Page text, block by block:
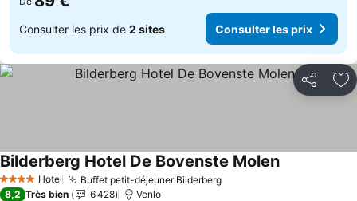
Consulter les prix de 2 sites Consulter les prix
Partager
4 Étoiles Hotel Buffet petit-déjeuner BilderbergConsulter les prix
Bilderberg Hotel De Bovenste MolenConsulter
8,2 Très bien 6 428 Venlo